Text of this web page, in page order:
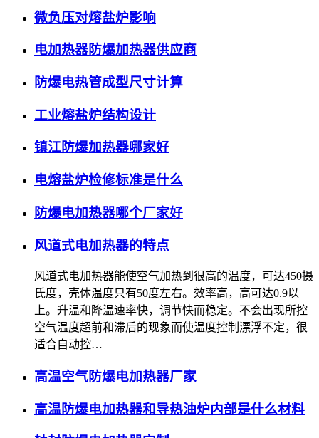
微负压对熔盐炉影响
电加热器防爆加热器供应商
防爆电热管成型尺寸计算
工业熔盐炉结构设计
镇江防爆加热器哪家好
电熔盐炉检修标准是什么
防爆电加热器哪个厂家好
风道式电加热器的特点
风道式电加热器能使空气加热到很高的温度，可达450摄
氏度，壳体温度只有50度左右。效率高，高可达0.9以
上。升温和降温速率快，调节快而稳定。不会出现所控
空气温度超前和滞后的现象而使温度控制漂浮不定，很
适合自动控…
高温空气防爆电加热器厂家
高温防爆电加热器和导热油炉内部是什么材料